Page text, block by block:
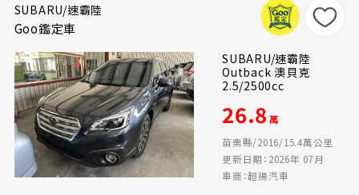
SUBARU/速霸陸
Goo鑑定車
SUBARU/速霸陸
Outback 澳貝克
2.5/2500cc
26.8 萬
苗栗縣/2016/15.4萬公里
更新日期：2026年 07月
車商：超揚汽車